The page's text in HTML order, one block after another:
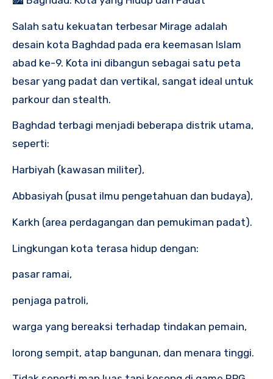
Salah satu kekuatan terbesar Mirage adalah
desain kota Baghdad pada era keemasan Islam
abad ke-9. Kota ini dibangun sebagai satu peta
besar yang padat dan vertikal, sangat ideal untuk
parkour dan stealth.
Baghdad terbagi menjadi beberapa distrik utama,
seperti:
Harbiyah (kawasan militer),
Abbasiyah (pusat ilmu pengetahuan dan budaya),
Karkh (area perdagangan dan pemukiman padat).
Lingkungan kota terasa hidup dengan:
pasar ramai,
penjaga patroli,
warga yang bereaksi terhadap tindakan pemain,
lorong sempit, atap bangunan, dan menara tinggi.